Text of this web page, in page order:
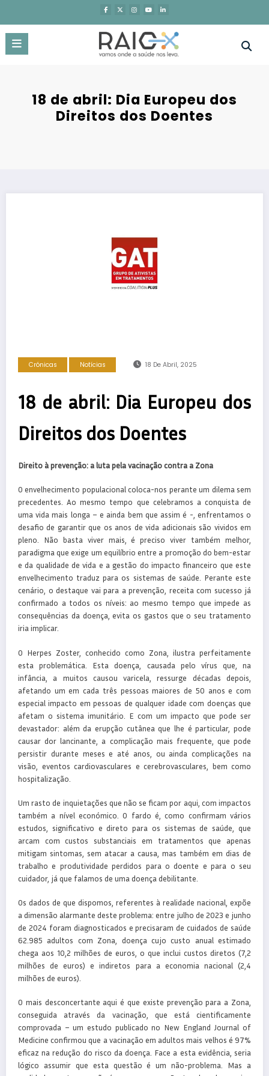
o
conteúdo
18 de abril: Dia Europeu dos
Direitos dos Doentes
Crónicas Notícias 18 De Abril, 2025
18 de abril: Dia Europeu dos
Direitos dos Doentes
Direito à prevenção: a luta pela vacinação contra a Zona
O envelhecimento populacional coloca-nos perante um dilema sem
precedentes. Ao mesmo tempo que celebramos a conquista de
uma vida mais longa – e ainda bem que assim é -, enfrentamos o
desafio de garantir que os anos de vida adicionais são vividos em
pleno. Não basta viver mais, é preciso viver também melhor,
paradigma que exige um equilíbrio entre a promoção do bem-estar
e da qualidade de vida e a gestão do impacto financeiro que este
envelhecimento traduz para os sistemas de saúde. Perante este
cenário, o destaque vai para a prevenção, receita com sucesso já
confirmado a todos os níveis: ao mesmo tempo que impede as
consequências da doença, evita os gastos que o seu tratamento
iria implicar.
O Herpes Zoster, conhecido como Zona, ilustra perfeitamente
esta problemática. Esta doença, causada pelo vírus que, na
infância, a muitos causou varicela, ressurge décadas depois,
afetando um em cada três pessoas maiores de 50 anos e com
especial impacto em pessoas de qualquer idade com doenças que
afetam o sistema imunitário. E com um impacto que pode ser
devastador: além da erupção cutânea que lhe é particular, pode
causar dor lancinante, a complicação mais frequente, que pode
persistir durante meses e até anos, ou ainda complicações na
visão, eventos cardiovasculares e cerebrovasculares, bem como
hospitalização.
Um rasto de inquietações que não se ficam por aqui, com impactos
também a nível económico. O fardo é, como confirmam vários
estudos, significativo e direto para os sistemas de saúde, que
arcam com custos substanciais em tratamentos que apenas
mitigam sintomas, sem atacar a causa, mas também em dias de
trabalho e produtividade perdidos para o doente e para o seu
cuidador, já que falamos de uma doença debilitante.
Os dados de que dispomos, referentes à realidade nacional, expõe
a dimensão alarmante deste problema: entre julho de 2023 e junho
de 2024 foram diagnosticados e precisaram de cuidados de saúde
62.985 adultos com Zona, doença cujo custo anual estimado
chega aos 10,2 milhões de euros, o que inclui custos diretos (7,2
milhões de euros) e indiretos para a economia nacional (2,4
milhões de euros).
O mais desconcertante aqui é que existe prevenção para a Zona,
conseguida através da vacinação, que está cientificamente
comprovada – um estudo publicado no New England Journal of
Medicine confirmou que a vacinação em adultos mais velhos é 97%
eficaz na redução do risco da doença. Face a esta evidência, seria
lógico assumir que esta questão é um não-problema. Mas a